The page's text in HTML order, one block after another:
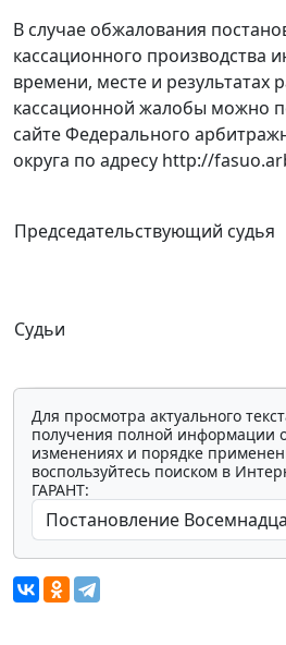
В случае обжалования
кассационного производства
времени, месте и результатах
кассационной жалобы можно
сайте Федерального
округа по адресу http://
Председательствующий судья
Судьи
Для просмотра актуального
получения полной информации
изменениях и порядке
воспользуйтесь поиском в
ГАРАНТ: